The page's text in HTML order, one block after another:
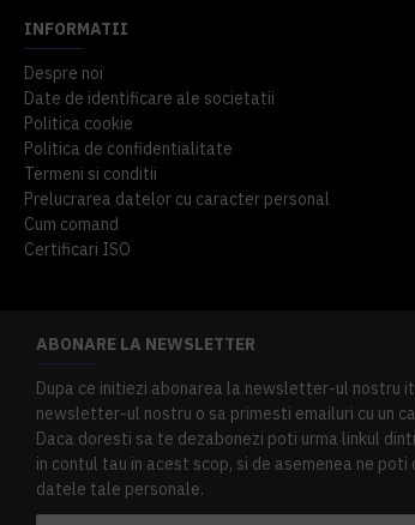
INFORMATII
Despre noi
Date de identificare ale societatii
Politica cookie
Politica de confidentialitate
Termeni si conditii
Prelucrarea datelor cu caracter personal
Cum comand
Certificari ISO
ABONARE LA NEWSLETTER
Dupa ce initiezi abonarea la newsletter-ul nostru
newsletter-ul nostru o sa primesti emailuri cu un
Daca doresti sa te dezabonezi poti urma linkul
in contul tau in acest scop, si de asemenea ne
datele tale personale.